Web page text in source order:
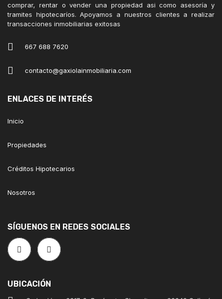
comprar, rentar o vender una propiedad asi como asesoría y
tramites hipotecaríos. Apoyamos a nuestros clientes a realizar
transacciones inmobiliarias exitosas
667 688 7620
contacto@gaxiolainmobiliaria.com
ENLACES DE INTERÉS
Inicio
Propiedades
Créditos Hipotecarios
Nosotros
SÍGUENOS EN REDES SOCIALES
UBICACIÓN